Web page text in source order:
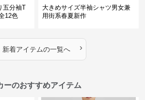
五分袖T
12色
大きめサイズ半袖シャツ男女兼
用街系春夏新作
新着アイテムの一覧へ ›
ーのおすすめアイテム